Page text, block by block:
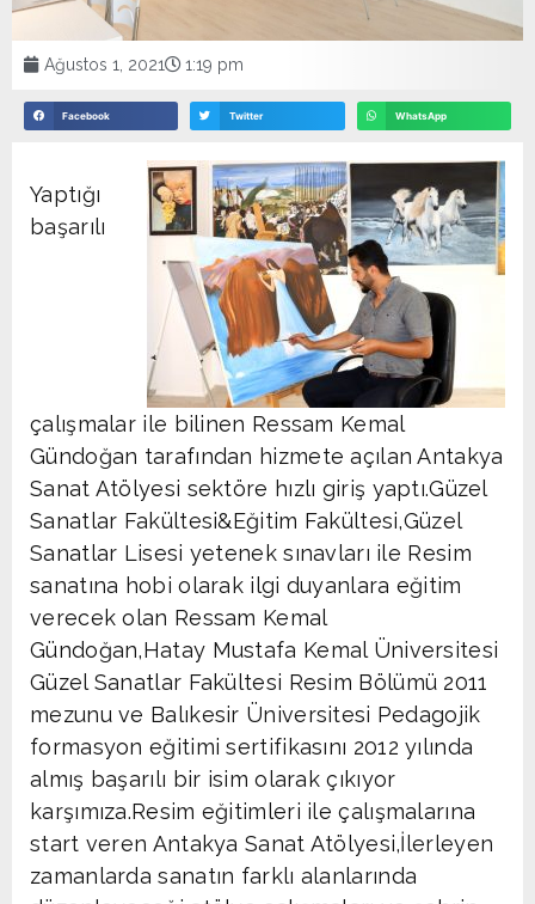
Ağustos 1, 2021 1:19 pm
Facebook Twitter WhatsApp
Yaptığı
başarılı
çalışmalar ile bilinen Ressam Kemal
Gündoğan tarafından hizmete açılan Antakya
Sanat Atölyesi sektöre hızlı giriş yaptı.Güzel
Sanatlar Fakültesi&Eğitim Fakültesi,Güzel
Sanatlar Lisesi yetenek sınavları ile Resim
sanatına hobi olarak ilgi duyanlara eğitim
verecek olan Ressam Kemal
Gündoğan,Hatay Mustafa Kemal Üniversitesi
Güzel Sanatlar Fakültesi Resim Bölümü 2011
mezunu ve Balıkesir Üniversitesi Pedagojik
formasyon eğitimi sertifikasını 2012 yılında
almış başarılı bir isim olarak çıkıyor
karşımıza.Resim eğitimleri ile çalışmalarına
start veren Antakya Sanat Atölyesi,İlerleyen
zamanlarda sanatın farklı alanlarında